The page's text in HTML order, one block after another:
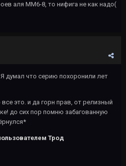
аля ММ6-8, то нифига не как надо(
думал что серию похоронили лет
это. и да горн прав, от релизный
до сих пор помню забагованную
Трод